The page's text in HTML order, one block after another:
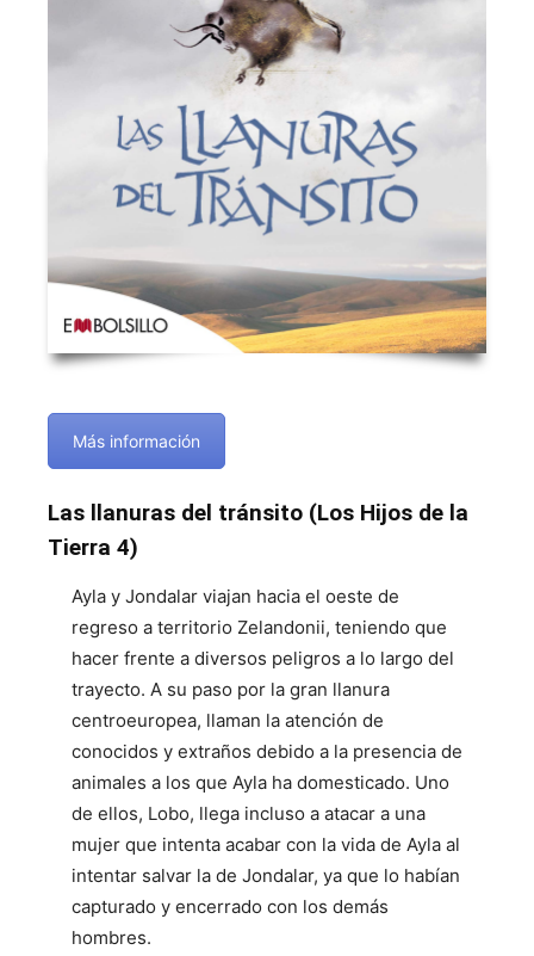
Más información
Las llanuras del tránsito (Los Hijos de la
Tierra 4)
Ayla y Jondalar viajan hacia el oeste de
regreso a territorio Zelandonii, teniendo que
hacer frente a diversos peligros a lo largo del
trayecto. A su paso por la gran llanura
centroeuropea, llaman la atención de
conocidos y extraños debido a la presencia de
animales a los que Ayla ha domesticado. Uno
de ellos, Lobo, llega incluso a atacar a una
mujer que intenta acabar con la vida de Ayla al
intentar salvar la de Jondalar, ya que lo habían
capturado y encerrado con los demás
hombres.